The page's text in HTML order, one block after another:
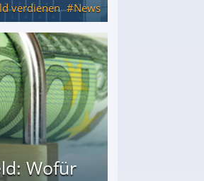
verdienen News
Wofür